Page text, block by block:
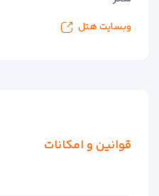
وبسایت هتل
قوانین و امکانات